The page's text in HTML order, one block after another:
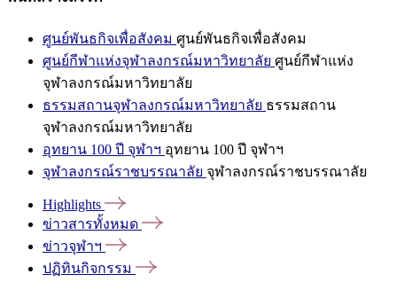
ศูนย์พันธกิจเพื่อสังคม ศูนย์พันธกิจเพื่อสังคม
ศูนย์กีฬาแห่งจุฬาลงกรณ์มหาวิทยาลัย ศูนย์กีฬาแห่ง
จุฬาลงกรณ์มหาวิทยาลัย
ธรรมสถานจุฬาลงกรณ์มหาวิทยาลัย ธรรมสถาน
จุฬาลงกรณ์มหาวิทยาลัย
อุทยาน 100 ปี จุฬาฯ อุทยาน 100 ปี จุฬาฯ
จุฬาลงกรณ์ราชบรรณาลัย จุฬาลงกรณ์ราชบรรณาลัย
Highlights
ข่าวสารทั้งหมด
ข่าวจุฬาฯ
ปฏิทินกิจกรรม